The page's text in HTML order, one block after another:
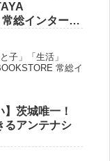
総インターチ
子」「生活」
常総イ
】茨城唯一！
るアンテナシ